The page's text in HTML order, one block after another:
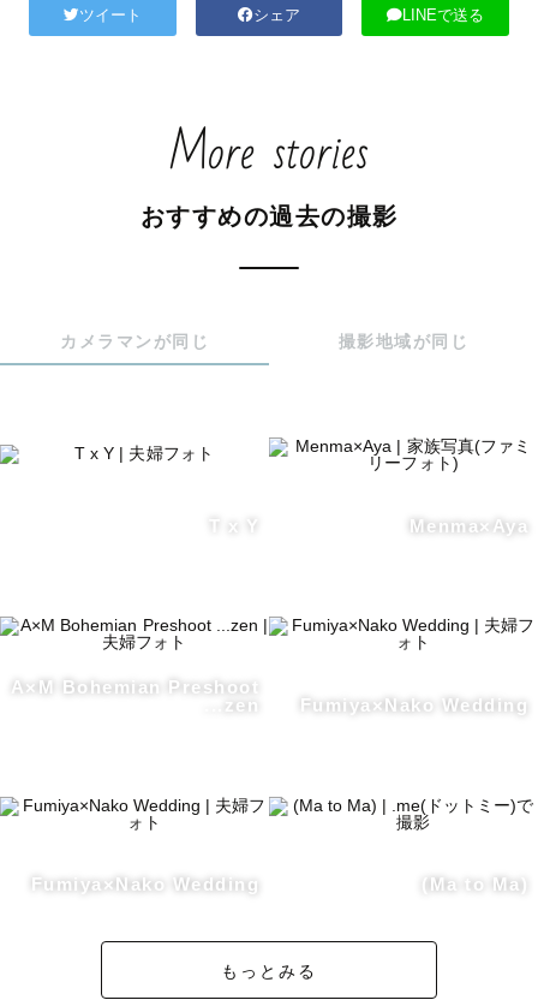
ツイート シェア LINEで送る
More stories
おすすめの過去の撮影
カメラマンが同じ 撮影地域が同じ
T x Y Menma×Aya
A×M Bohemian Preshoot
...zen
Fumiya×Nako Wedding
Fumiya×Nako Wedding (Ma to Ma)
もっとみる